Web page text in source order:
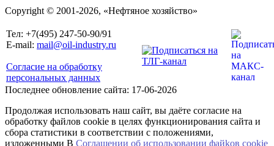
Copyright © 2001-2026, «Нефтяное хозяйство»
Тел: +7(495) 247-50-90/91
E-mail: mail@oil-industry.ru
Согласие на обработку
персональных данных
Последнее обновление сайта: 17-06-2026
Продолжая использовать наш сайт, вы даёте согласие на
обработку файлов cookie в целях функционирования сайта и
сбора статистики в соответствии с положениями,
изложенными В Соглашении об использовании файkов cookie